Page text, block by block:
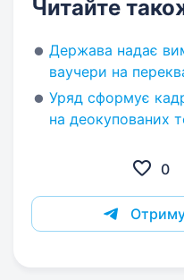
Читайте
Держава надає
ваучери на
Уряд сформує
на деокупованих
0